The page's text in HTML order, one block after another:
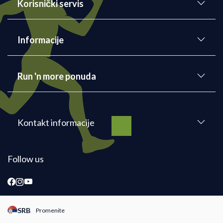
Korisnički servis
Informacije
Run 'n more ponuda
Kontakt informacije
Follow us
SRB Promenite
Promeni instancu sajta, posetite sajtove za druge zemlje